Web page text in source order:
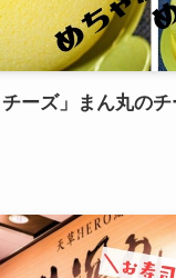
ーズ」まん丸の